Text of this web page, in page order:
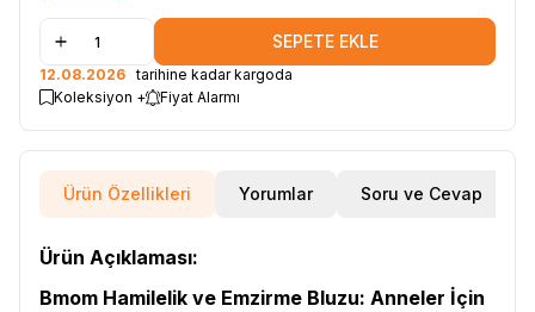
SEPETE EKLE
12.08.2026 tarihine kadar kargoda
Koleksiyon +
Fiyat Alarmı
Ürün Özellikleri Yorumlar Soru ve Cevap
Ürün Açıklaması:
Bmom Hamilelik ve Emzirme Bluzu: Anneler İçin